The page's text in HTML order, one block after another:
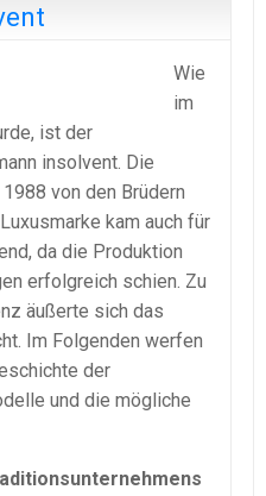
Wie
im
ist der
insolvent. Die
von den Brüdern
kam auch für
da die Produktion
erfolgreich schien. Zu
äußerte sich das
Im Folgenden werfen
der
und die mögliche